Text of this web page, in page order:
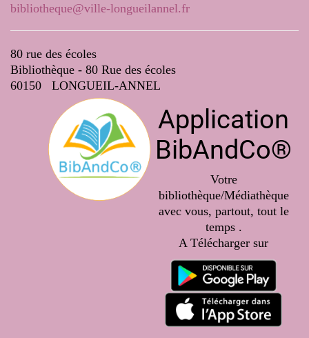
bibliotheque@ville-longueilannel.fr
80 rue des écoles
Bibliothèque - 80 Rue des écoles
60150 LONGUEIL-ANNEL
Application
BibAndCo®
Votre
bibliothèque/Médiathèque
avec vous, partout, tout le
temps .
A Télécharger sur